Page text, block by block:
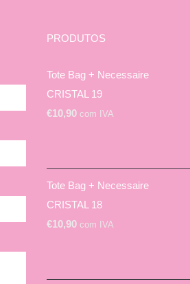
PRODUTOS
Tote Bag + Necessaire
CRISTAL 19
€10,90 com IVA
Tote Bag + Necessaire
CRISTAL 18
€10,90 com IVA